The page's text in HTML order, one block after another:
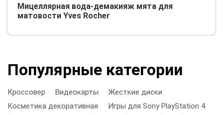
Мицеллярная вода-демакияж мята для
матовости Yves Rocher
Популярные категории
Кроссовер Видеокарты
Жесткие диски
Косметика декоративная
Игры для Sony PlayStation 4